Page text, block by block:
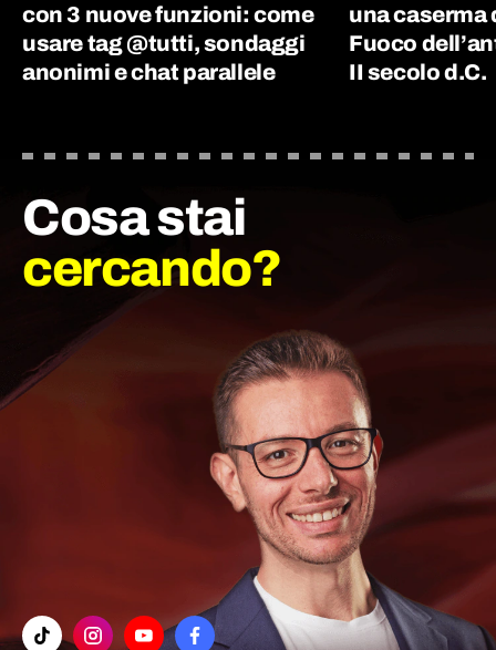
con 3 nuove funzioni: come
usare tag @tutti, sondaggi
anonimi e chat parallele
una caserma
Fuoco
II secolo d.C.
Cosa stai
cercando?